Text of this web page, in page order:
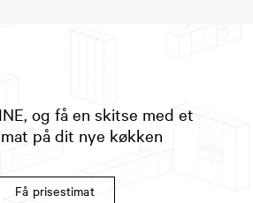
og få en skitse med et
på dit nye køkken
Få prisestimat